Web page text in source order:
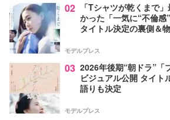
02
「Tシャツが乾くまで
かった「一気に“不倫感
タイトル決定の裏側＆
モデルプレス
03 2026年後期“朝ドラ”「
ビジュアル公開 タイト
語りも決定
モデルプレス